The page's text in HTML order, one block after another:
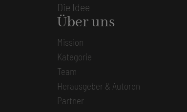
Die Idee
Über uns
Mission
Kategorie
Team
Herausgeber & Autoren
Partner